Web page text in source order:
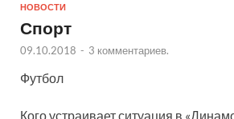
НОВОСТИ
Спорт
09.10.2018 - 3 комментариев.
Футбол
Кого устраивает ситуация в